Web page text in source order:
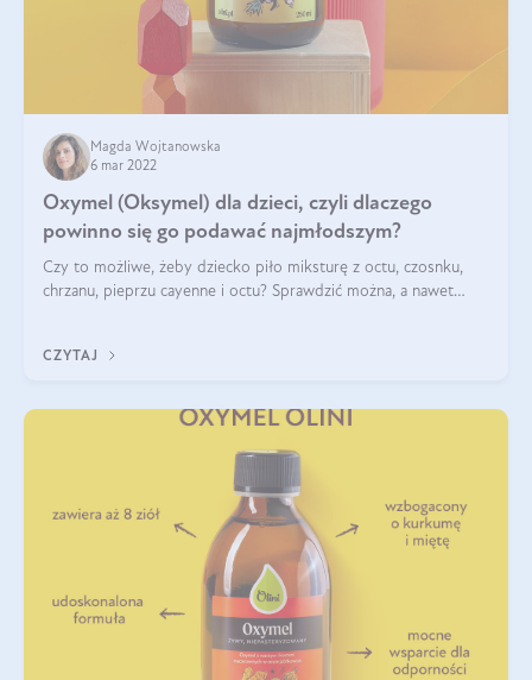
Magda Wojtanowska
6 mar 2022
Oxymel (Oksymel) dla dzieci, czyli dlaczego
powinno się go podawać najmłodszym?
Czy to możliwe, żeby dziecko piło miksturę z octu, czosnku,
chrzanu, pieprzu cayenne i octu? Sprawdzić można, a nawet
CZYTAJ